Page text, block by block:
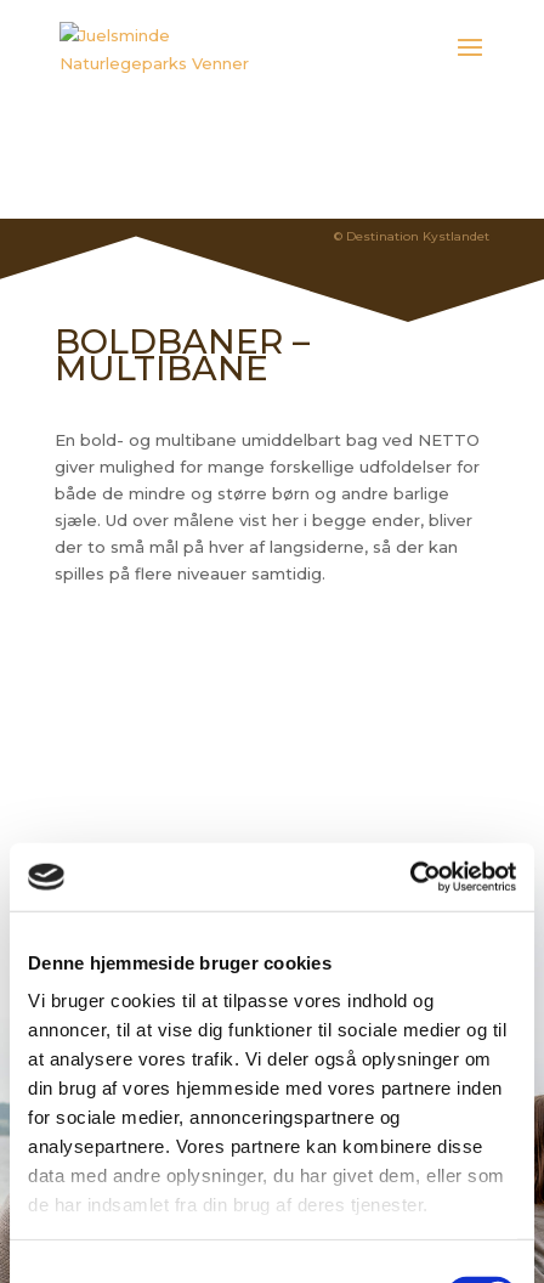
Denne hjemmeside bruger cookies
Vi bruger cookies til at tilpasse vores indhold og
annoncer, til at vise dig funktioner til sociale medier og til
at analysere vores trafik. Vi deler også oplysninger om
din brug af vores hjemmeside med vores partnere inden
for sociale medier, annonceringspartnere og
analysepartnere. Vores partnere kan kombinere disse
data med andre oplysninger, du har givet dem, eller som
de har indsamlet fra din brug af deres tjenester.
Samtykkevalg
© Destination Kystlandet
BOLDBANER –
MULTIBANE
En bold- og multibane umiddelbart bag ved NETTO
giver mulighed for mange forskellige udfoldelser for
både de mindre og større børn og andre barlige
sjæle. Ud over målene vist her i begge ender, bliver
der to små mål på hver af langsiderne, så der kan
spilles på flere niveauer samtidig.